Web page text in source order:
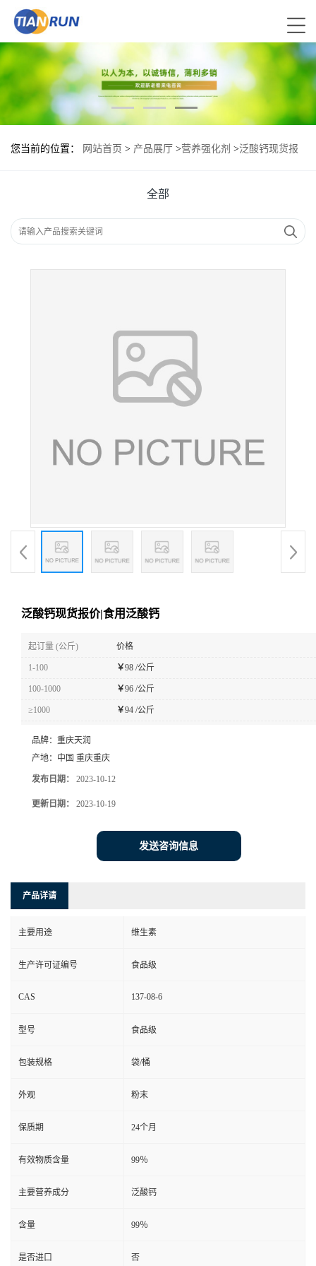
您当前的位置： 网站首页 > 产品展厅 >营养强化剂 >泛酸钙现货报
全部
泛酸钙现货报价|食用泛酸钙
起订量 (公斤) 价格
1-100 ￥98 /公斤
100-1000 ￥96 /公斤
≥1000 ￥94 /公斤
品牌： 重庆天润
产地： 中国 重庆重庆
发布日期： 2023-10-12
更新日期： 2023-10-19
发送咨询信息
产品详请
主要用途 维生素
生产许可证编号 食品级
CAS 137-08-6
型号 食品级
包装规格 袋/桶
外观 粉末
保质期 24个月
有效物质含量 99％
主要营养成分 泛酸钙
含量 99％
是否进口 否